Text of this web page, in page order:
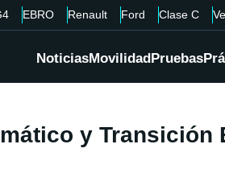
EBRO Renault Ford Clase C
NoticiasMovilidadPruebas
y Transición